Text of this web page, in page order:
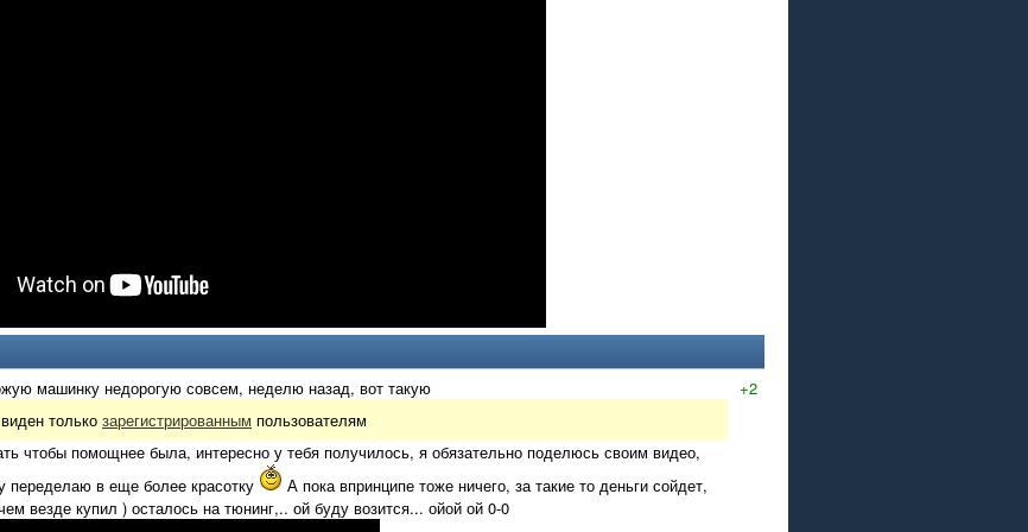
+2
машинку недорогую совсем, неделю назад, вот такую
только зарегистрированным пользователям
чтобы помощнее была, интересно у тебя получилось, я обязательно поделюсь своим видео,
переделаю в еще более красотку
А пока впринципе тоже ничего, за такие то деньги сойдет,
везде купил ) осталось на тюнинг,.. ой буду возится... ойой ой 0-0